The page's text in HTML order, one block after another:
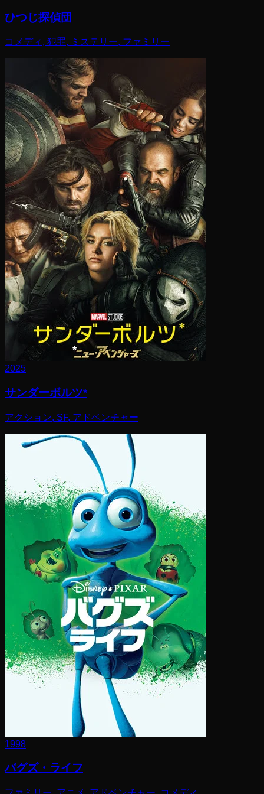
ひつじ探偵団
コメディ, 犯罪, ミステリー, ファミリー
2025
サンダーボルツ*
アクション, SF, アドベンチャー
1998
バグズ・ライフ